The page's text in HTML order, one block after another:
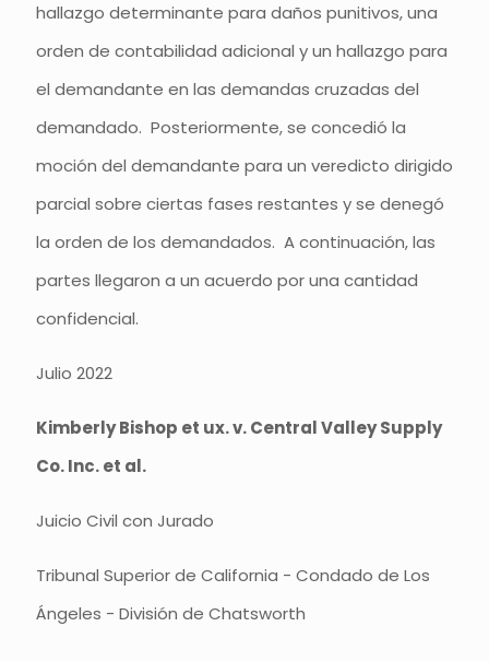
hallazgo determinante para daños punitivos, una
orden de contabilidad adicional y un hallazgo para
el demandante en las demandas cruzadas del
demandado. Posteriormente, se concedió la
moción del demandante para un veredicto dirigido
parcial sobre ciertas fases restantes y se denegó
la orden de los demandados. A continuación, las
partes llegaron a un acuerdo por una cantidad
confidencial.
Julio 2022
Kimberly Bishop et ux. v. Central Valley Supply
Co. Inc. et al.
Juicio Civil con Jurado
Tribunal Superior de California - Condado de Los
Ángeles - División de Chatsworth